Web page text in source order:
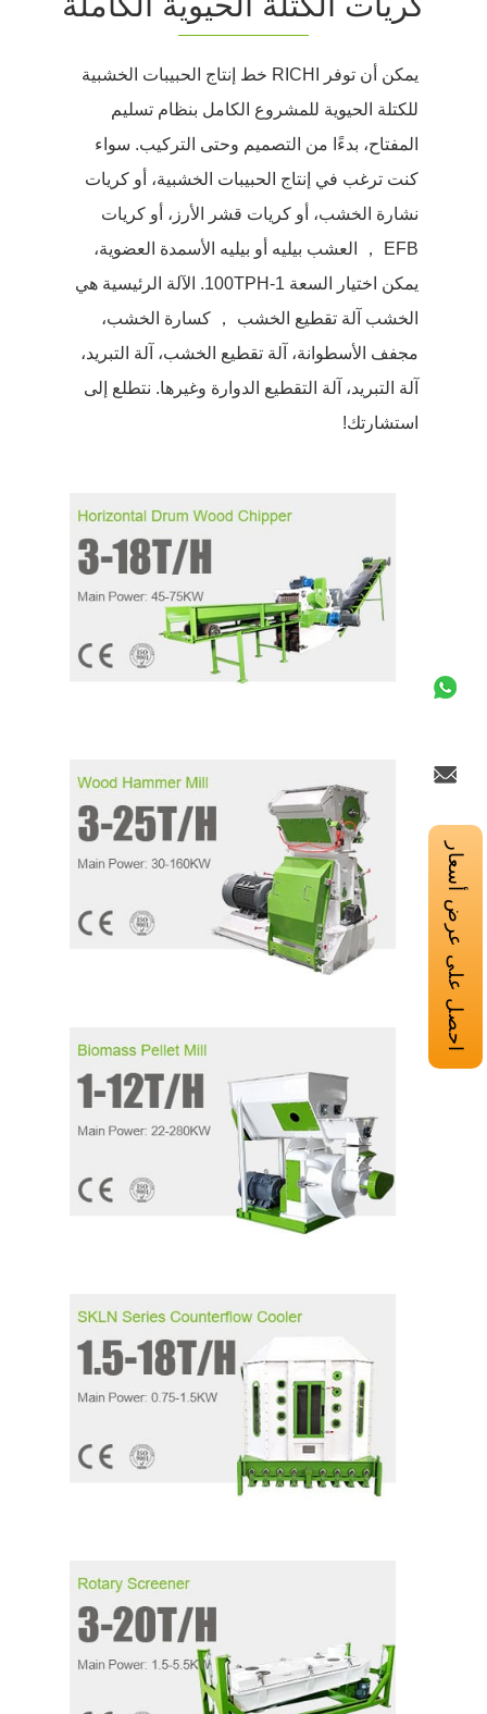
يمكن أن توفر RICHI خط إنتاج الحبيبات الخشبية
للكتلة الحيوية للمشروع الكامل بنظام تسليم
المفتاح، بدءًا من التصميم وحتى التركيب. سواء
كنت ترغب في إنتاج الحبيبات الخشبية، أو كريات
نشارة الخشب، أو كريات قشر الأرز، أو كريات
EFB ， العشب بيليه أو بيليه الأسمدة العضوية،
يمكن اختيار السعة 1-100TPH. الآلة الرئيسية هي
الخشب آلة تقطيع الخشب ， كسارة الخشب،
مجفف الأسطوانة، آلة تقطيع الخشب، آلة التبريد،
آلة التبريد، آلة التقطيع الدوارة وغيرها. نتطلع إلى
استشارتك!
احصل على عرض أسعار